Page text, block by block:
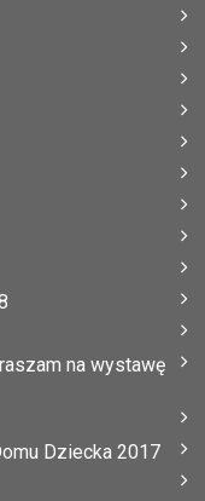
na wystawę
Dziecka 2017